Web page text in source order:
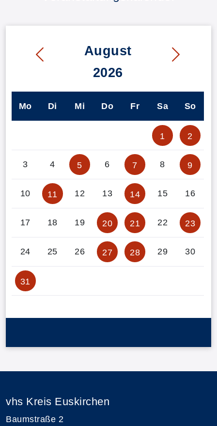
August
2026
Mo Di Mi Do Fr Sa So
1 2
3 4 5 6 7 8 9
10 11 12 13 14 15 16
17 18 19 20 21 22 23
24 25 26 27 28 29 30
31
vhs Kreis Euskirchen
Baumstraße 2